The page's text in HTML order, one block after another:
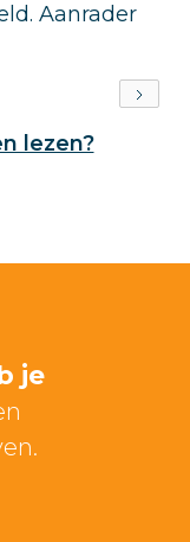
Aanrader
lezen?
je